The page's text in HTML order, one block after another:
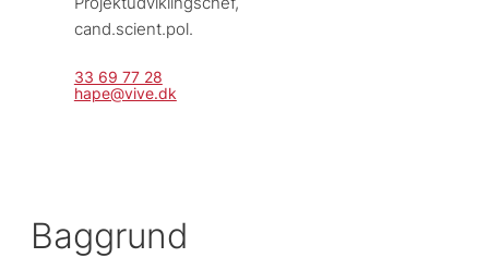
cand.scient.pol.
33 69 77 28
hape@vive.dk
Baggrund